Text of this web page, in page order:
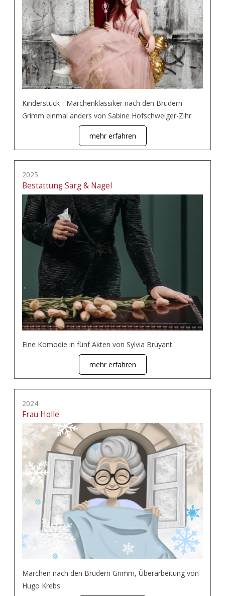
Kinderstück - Märchenklassiker nach den Brüdern
Grimm einmal anders von Sabine Hofschweiger-Zihr
mehr erfahren
2025
Bestattung Sarg & Nagel
Eine Komödie in fünf Akten von Sylvia Bruyant
mehr erfahren
2024
Frau Holle
Märchen nach den Brüdern Grimm, Überarbeitung von
Hugo Krebs